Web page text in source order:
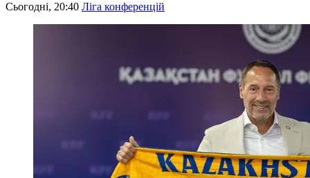
Сьогодні, 20:40 Ліга конференцій